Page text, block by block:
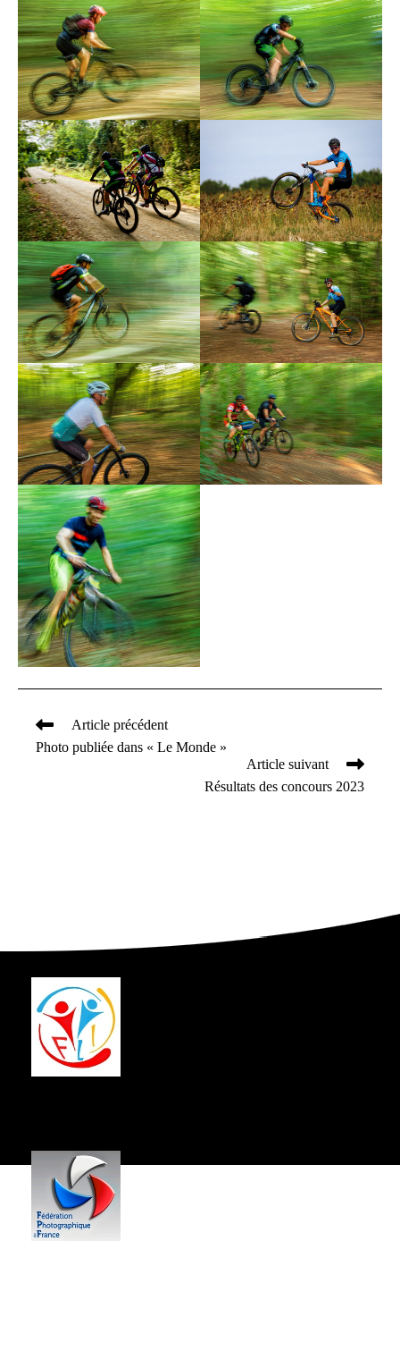
Read
more
Article précédent
Photo publiée dans « Le Monde »
Article suivant
Résultats des concours 2023